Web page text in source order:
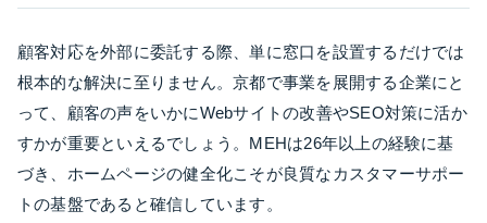
顧客対応を外部に委託する際、単に窓口を設置するだけでは
根本的な解決に至りません。京都で事業を展開する企業にと
って、顧客の声をいかにWebサイトの改善やSEO対策に活か
すかが重要といえるでしょう。MEHは26年以上の経験に基
づき、ホームページの健全化こそが良質なカスタマーサポー
トの基盤であると確信しています。